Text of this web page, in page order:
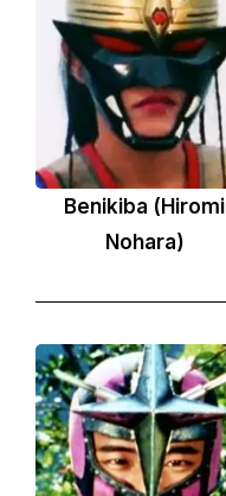
Benikiba (Hiromi
Nohara)